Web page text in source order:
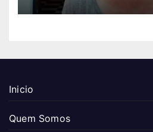
Inicio
Quem Somos